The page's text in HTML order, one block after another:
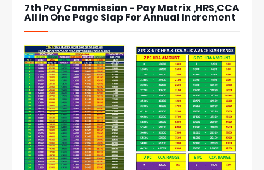
7th Pay Commission - Pay Matrix ,HRS,CCA
All in One Page Slap For Annual Increment